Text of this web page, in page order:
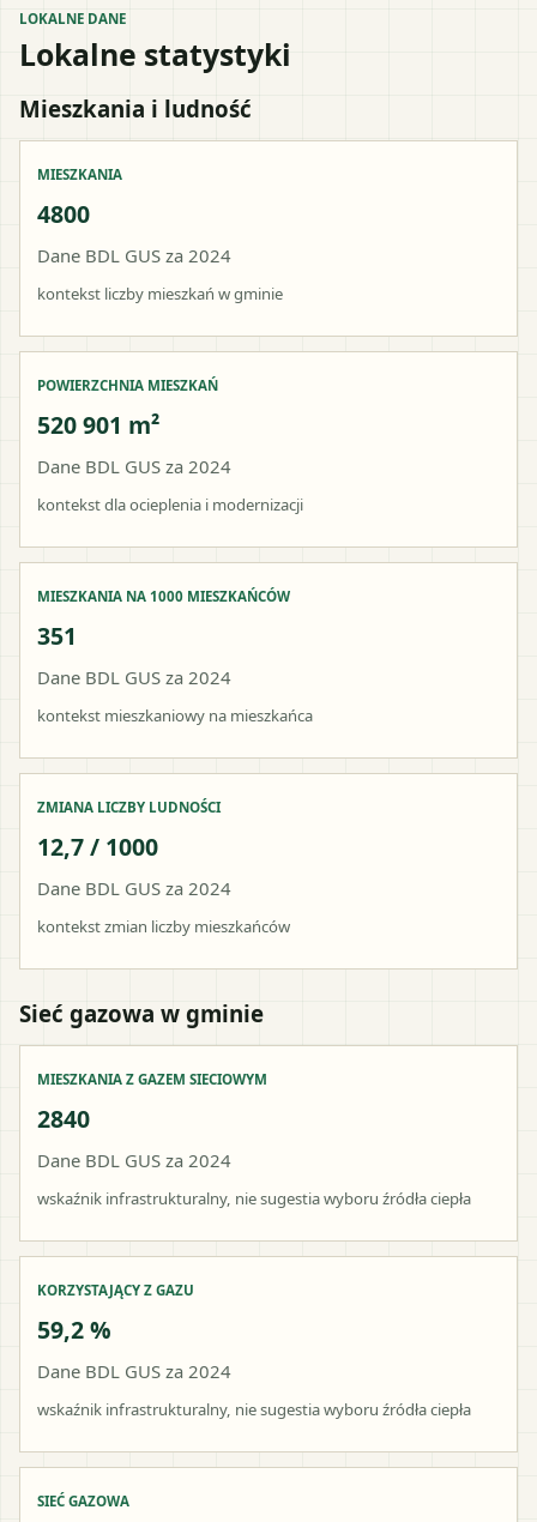
LOKALNE DANE
Lokalne statystyki
Mieszkania i ludność
MIESZKANIA
4800
Dane BDL GUS za 2024
kontekst liczby mieszkań w gminie
POWIERZCHNIA MIESZKAŃ
520 901 m²
Dane BDL GUS za 2024
kontekst dla ocieplenia i modernizacji
MIESZKANIA NA 1000 MIESZKAŃCÓW
351
Dane BDL GUS za 2024
kontekst mieszkaniowy na mieszkańca
ZMIANA LICZBY LUDNOŚCI
12,7 / 1000
Dane BDL GUS za 2024
kontekst zmian liczby mieszkańców
Sieć gazowa w gminie
MIESZKANIA Z GAZEM SIECIOWYM
2840
Dane BDL GUS za 2024
wskaźnik infrastrukturalny, nie sugestia wyboru źródła ciepła
KORZYSTAJĄCY Z GAZU
59,2 %
Dane BDL GUS za 2024
wskaźnik infrastrukturalny, nie sugestia wyboru źródła ciepła
SIEĆ GAZOWA